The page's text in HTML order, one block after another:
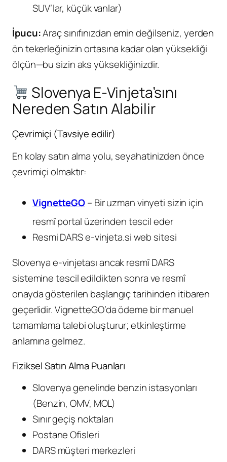
SUV’lar, küçük vanlar)
İpucu:Araç sınıfınızdan emin değilseniz, yerden
ön tekerleğinizin ortasına kadar olan yüksekliği
ölçün—bu sizin aks yüksekliğinizdir.
Slovenya E-Vinjeta’sını
Nereden Satın Alabilir
Çevrimiçi (Tavsiye edilir)
En kolay satın alma yolu, seyahatinizden önce
çevrimiçi olmaktır:
VignetteGO– Bir uzman vinyeti sizin için
resmî portal üzerinden tescil eder
Resmi DARS e-vinjeta.si web sitesi
Slovenya e-vinjetası ancak resmî DARS
sistemine tescil edildikten sonra ve resmî
onayda gösterilen başlangıç tarihinden itibaren
geçerlidir. VignetteGO’da ödeme bir manuel
tamamlama talebi oluşturur; etkinleştirme
anlamına gelmez.
Fiziksel Satın Alma Puanları
Slovenya genelinde benzin istasyonları
(Benzin, OMV, MOL)
Sınır geçiş noktaları
Postane Ofisleri
DARS müşteri merkezleri